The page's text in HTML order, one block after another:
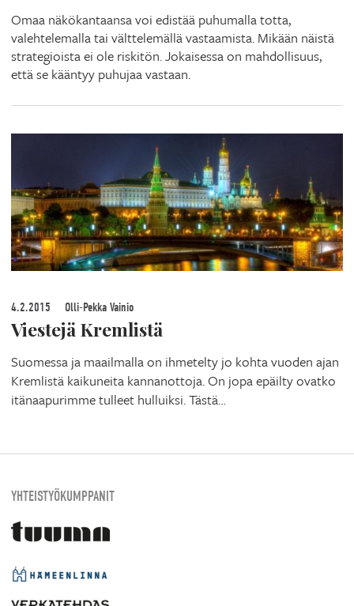
Omaa näkökantaansa voi edistää puhumalla totta,
valehtelemalla tai välttelemällä vastaamista. Mikään näistä
strategioista ei ole riskitön. Jokaisessa on mahdollisuus,
että se kääntyy puhujaa vastaan.
4.2.2015 Olli-Pekka Vainio
Viestejä Kremlistä
Suomessa ja maailmalla on ihmetelty jo kohta vuoden ajan
Kremlistä kaikuneita kannanottoja. On jopa epäilty ovatko
itänaapurimme tulleet hulluiksi. Tästä…
YHTEISTYÖKUMPPANIT